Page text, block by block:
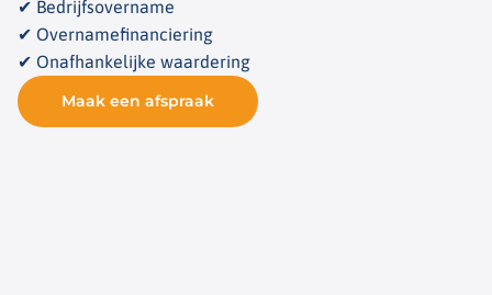
✔ Bedrijfsovername
✔ Overnamefinanciering
✔ Onafhankelijke waardering
Maak een afspraak